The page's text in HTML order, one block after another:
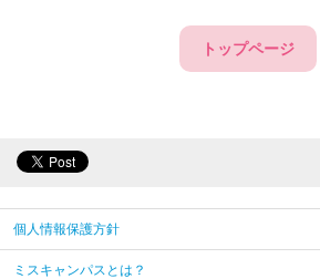
トップページ
個人情報保護方針
ミスキャンパスとは？